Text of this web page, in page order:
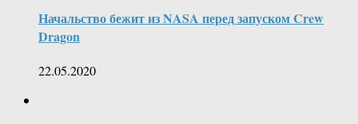
Начальство бежит из NASA перед запуском Crew
Dragon
22.05.2020